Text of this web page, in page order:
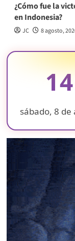
¿Cómo fue la
en Indonesia?
JC 8 agosto,
sábado, 8 de
❄